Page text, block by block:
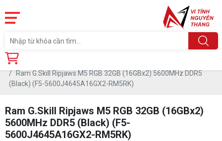
Trang chủ
Ram G.Skill Ripjaws M5 RGB 32GB (16GBx2) 5600MHz DDR5
(Black) (F5-5600J4645A16GX2-RM5RK)
Ram G.Skill Ripjaws M5 RGB 32GB (16GBx2)
5600MHz DDR5 (Black) (F5-
5600J4645A16GX2-RM5RK)